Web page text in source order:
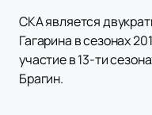
СКА является
Гагарина в сезонах
участие в 13-ти
Брагин.